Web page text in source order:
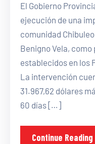
El Gobierno
ejecución de una
comunidad
Benigno Vela,
establecidos en los
La intervención
31.967,62 dólares
60 días […]
Continue Reading